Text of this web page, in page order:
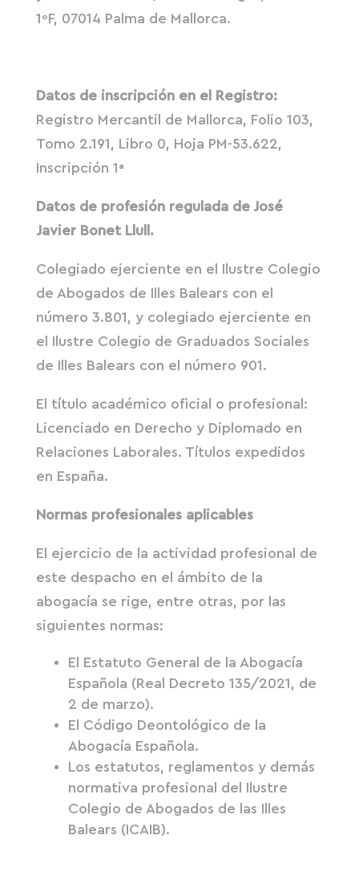
1ºF, 07014 Palma de Mallorca.
Datos de inscripción en el Registro:
Registro Mercantil de Mallorca, Folio 103,
Tomo 2.191, Libro 0, Hoja PM-53.622,
Inscripción 1ª
Datos de profesión regulada de José
Javier Bonet Llull.
Colegiado ejerciente en el Ilustre Colegio
de Abogados de Illes Balears con el
número 3.801, y colegiado ejerciente en
el Ilustre Colegio de Graduados Sociales
de Illes Balears con el número 901.
El título académico oficial o profesional:
Licenciado en Derecho y Diplomado en
Relaciones Laborales. Títulos expedidos
en España.
Normas profesionales aplicables
El ejercicio de la actividad profesional de
este despacho en el ámbito de la
abogacía se rige, entre otras, por las
siguientes normas:
El Estatuto General de la Abogacía
Española (Real Decreto 135/2021, de
2 de marzo).
El Código Deontológico de la
Abogacía Española.
Los estatutos, reglamentos y demás
normativa profesional del Ilustre
Colegio de Abogados de las Illes
Balears (ICAIB).